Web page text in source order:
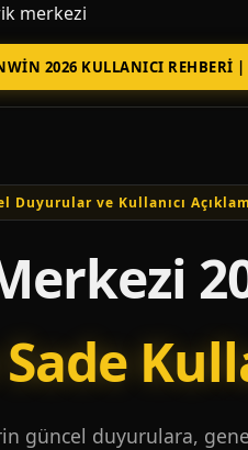
merkezi
2026 KULLANICI REHBERI
Duyurular ve Kullanıcı
güncel duyurulara,